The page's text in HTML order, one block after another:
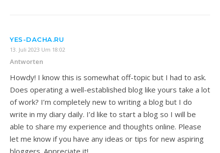
YES-DACHA.RU
13. Juli 2023 Um 18:02
Antworten
Howdy! I know this is somewhat off-topic but I had to ask.
Does operating a well-established blog like yours take a lot
of work? I’m completely new to writing a blog but I do
write in my diary daily. I’d like to start a blog so I will be
able to share my experience and thoughts online. Please
let me know if you have any ideas or tips for new aspiring
bloggers. Appreciate it!